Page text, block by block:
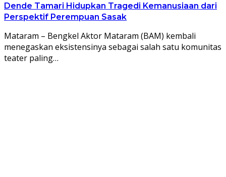
Dende Tamari Hidupkan Tragedi Kemanusiaan dari
Perspektif Perempuan Sasak
Mataram – Bengkel Aktor Mataram (BAM) kembali
menegaskan eksistensinya sebagai salah satu komunitas
teater paling…